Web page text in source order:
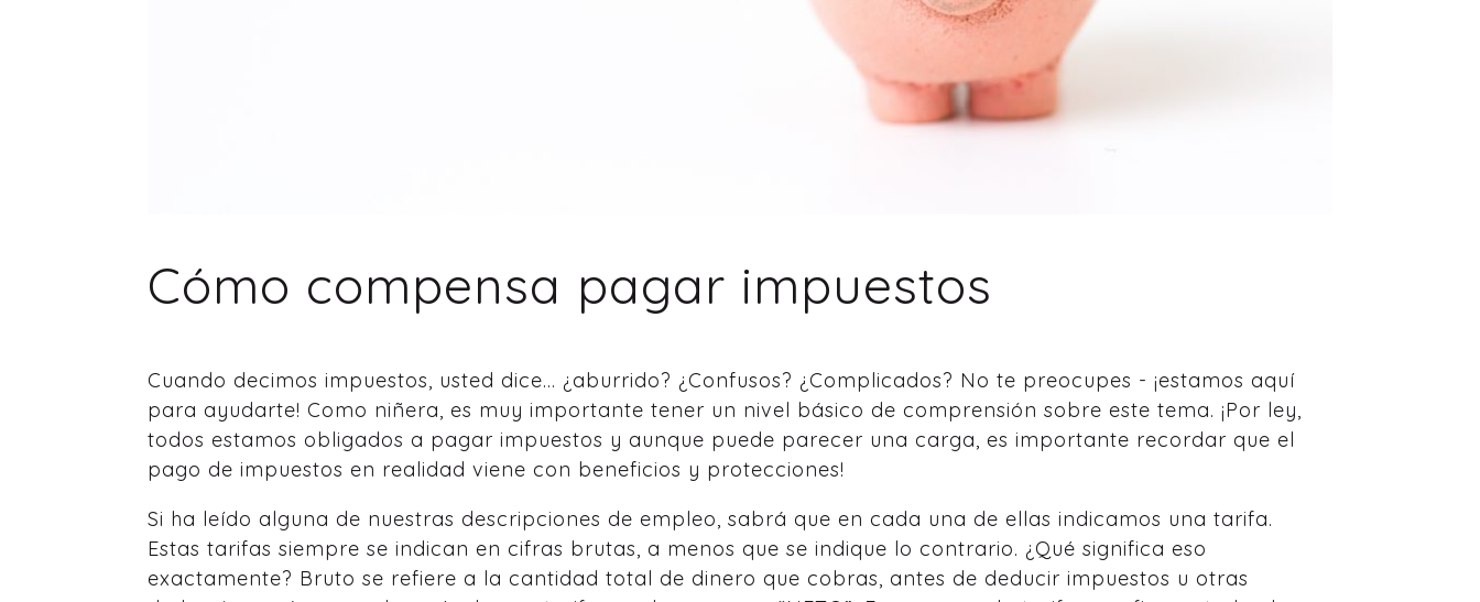
Cómo compensa pagar impuestos
Cuando decimos impuestos, usted dice… ¿aburrido? ¿Confusos? ¿Complicados? No te preocupes - ¡estamos aquí
para ayudarte! Como niñera, es muy importante tener un nivel básico de comprensión sobre este tema. ¡Por ley,
todos estamos obligados a pagar impuestos y aunque puede parecer una carga, es importante recordar que el
pago de impuestos en realidad viene con beneficios y protecciones!
Si ha leído alguna de nuestras descripciones de empleo, sabrá que en cada una de ellas indicamos una tarifa.
Estas tarifas siempre se indican en cifras brutas, a menos que se indique lo contrario. ¿Qué significa eso
exactamente? Bruto se refiere a la cantidad total de dinero que cobras, antes de deducir impuestos u otras